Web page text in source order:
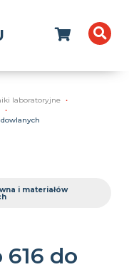
laboratoryjne
i materiałów
do